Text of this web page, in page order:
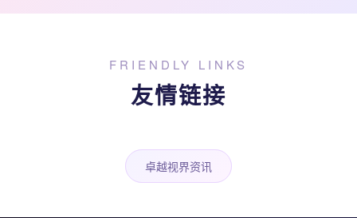
FRIENDLY LINKS
友情链接
卓越视界资讯